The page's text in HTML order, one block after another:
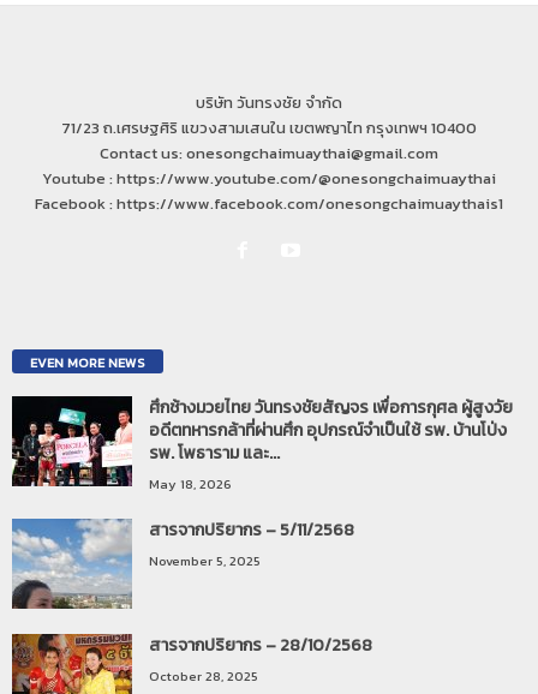
บริษัท วันทรงชัย จำกัด
71/23 ถ.เศรษฐศิริ แขวงสามเสนใน เขตพญาไท กรุงเทพฯ 10400
Contact us: onesongchaimuaythai@gmail.com
Youtube : https://www.youtube.com/@onesongchaimuaythai
Facebook : https://www.facebook.com/onesongchaimuaythais1
EVEN MORE NEWS
ศึกช้างมวยไทย วันทรงชัยสัญจร เพื่อการกุศล ผู้สูงวัย
อดีตทหารกล้าที่ผ่านศึก อุปกรณ์จำเป็นใช้ รพ. บ้านโป่ง
รพ. โพธาราม และ...
May 18, 2026
สารจากปริยากร – 5/11/2568
November 5, 2025
สารจากปริยากร – 28/10/2568
October 28, 2025